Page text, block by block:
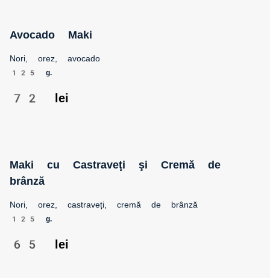
Avocado Maki
Nori, orez, avocado
125 g.
72 lei
Maki cu Castraveţi şi Cremă de brânză
Nori, orez, castraveți, cremă de brânză
125 g.
65 lei